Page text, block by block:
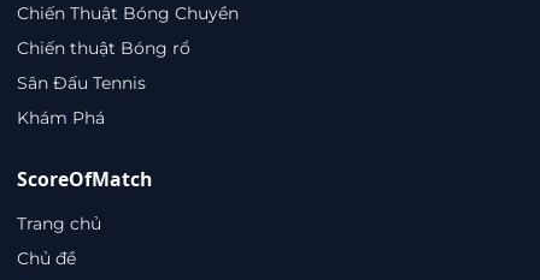
Chiến Thuật Bóng Chuyền
Chiến thuật Bóng rổ
Sân Đấu Tennis
Khám Phá
ScoreOfMatch
Trang chủ
Chủ đề